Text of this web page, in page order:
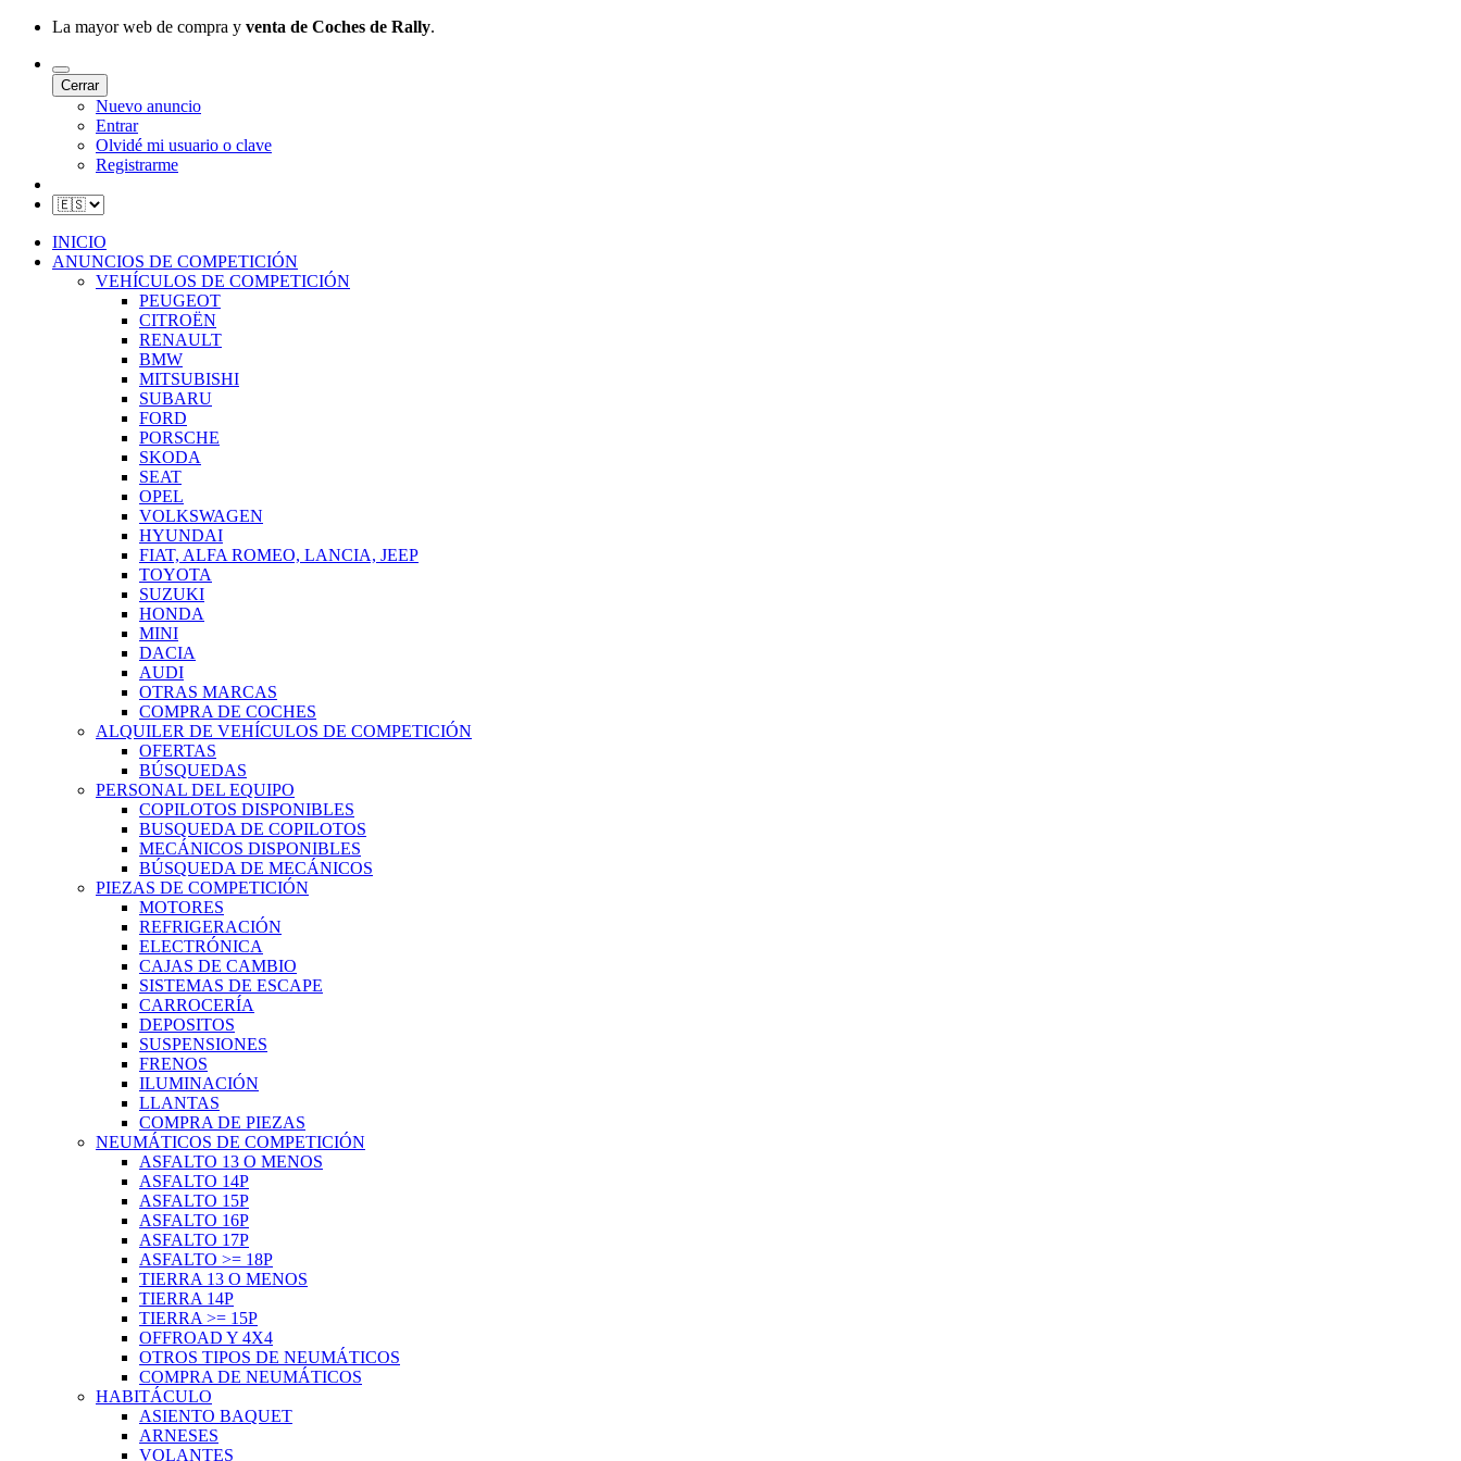
La mayor web de compra y venta de Coches de Rally.
Cerrar
Nuevo anuncio
Entrar
Olvidé mi usuario o clave
Registrarme
INICIO
ANUNCIOS DE COMPETICIÓN
VEHÍCULOS DE COMPETICIÓN
PEUGEOT
CITROËN
RENAULT
BMW
MITSUBISHI
SUBARU
FORD
PORSCHE
SKODA
SEAT
OPEL
VOLKSWAGEN
HYUNDAI
FIAT, ALFA ROMEO, LANCIA, JEEP
TOYOTA
SUZUKI
HONDA
MINI
DACIA
AUDI
OTRAS MARCAS
COMPRA DE COCHES
ALQUILER DE VEHÍCULOS DE COMPETICIÓN
OFERTAS
BÚSQUEDAS
PERSONAL DEL EQUIPO
COPILOTOS DISPONIBLES
BUSQUEDA DE COPILOTOS
MECÁNICOS DISPONIBLES
BÚSQUEDA DE MECÁNICOS
PIEZAS DE COMPETICIÓN
MOTORES
REFRIGERACIÓN
ELECTRÓNICA
CAJAS DE CAMBIO
SISTEMAS DE ESCAPE
CARROCERÍA
DEPOSITOS
SUSPENSIONES
FRENOS
ILUMINACIÓN
LLANTAS
COMPRA DE PIEZAS
NEUMÁTICOS DE COMPETICIÓN
ASFALTO 13 O MENOS
ASFALTO 14P
ASFALTO 15P
ASFALTO 16P
ASFALTO 17P
ASFALTO >= 18P
TIERRA 13 O MENOS
TIERRA 14P
TIERRA >= 15P
OFFROAD Y 4X4
OTROS TIPOS DE NEUMÁTICOS
COMPRA DE NEUMÁTICOS
HABITÁCULO
ASIENTO BAQUET
ARNESES
VOLANTES